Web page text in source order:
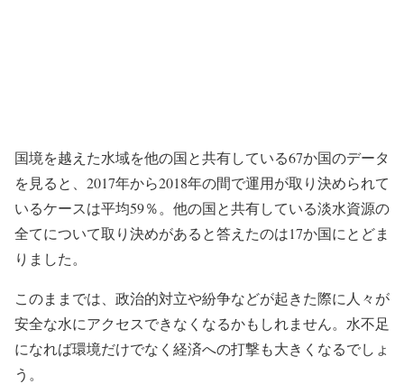
国境を越えた水域を他の国と共有している67か国のデータ
を見ると、2017年から2018年の間で運用が取り決められて
いるケースは平均59％。他の国と共有している淡水資源の
全てについて取り決めがあると答えたのは17か国にとどま
りました。
このままでは、政治的対立や紛争などが起きた際に人々が
安全な水にアクセスできなくなるかもしれません。水不足
になれば環境だけでなく経済への打撃も大きくなるでしょ
う。